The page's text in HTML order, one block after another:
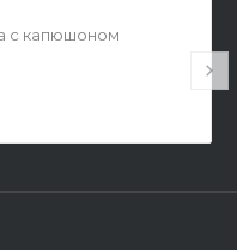
с капюшоном